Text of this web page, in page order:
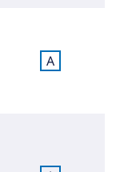
A